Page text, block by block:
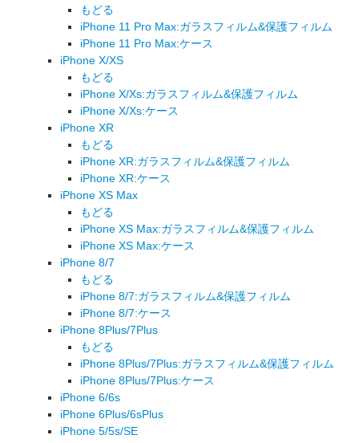
もどる
iPhone 11 Pro Max:ガラスフィルム&保護フィルム
iPhone 11 Pro Max:ケース
iPhone X/XS
もどる
iPhone X/Xs:ガラスフィルム&保護フィルム
iPhone X/Xs:ケース
iPhone XR
もどる
iPhone XR:ガラスフィルム&保護フィルム
iPhone XR:ケース
iPhone XS Max
もどる
iPhone XS Max:ガラスフィルム&保護フィルム
iPhone XS Max:ケース
iPhone 8/7
もどる
iPhone 8/7:ガラスフィルム&保護フィルム
iPhone 8/7:ケース
iPhone 8Plus/7Plus
もどる
iPhone 8Plus/7Plus:ガラスフィルム&保護フィルム
iPhone 8Plus/7Plus:ケース
iPhone 6/6s
iPhone 6Plus/6sPlus
iPhone 5/5s/SE